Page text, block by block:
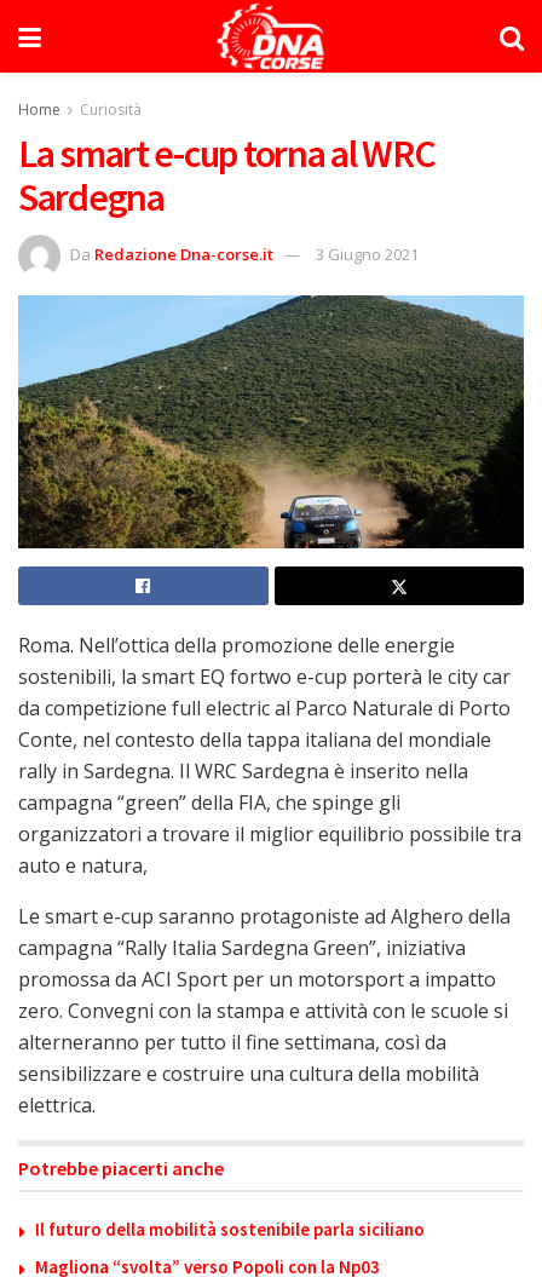
Home Curiosità
La smart e-cup torna al WRC
Sardegna
Da Redazione Dna-corse.it 3 Giugno 2021
Roma. Nell’ottica della promozione delle energie
sostenibili, la smart EQ fortwo e-cup porterà le city car
da competizione full electric al Parco Naturale di Porto
Conte, nel contesto della tappa italiana del mondiale
rally in Sardegna. Il WRC Sardegna è inserito nella
campagna “green” della FIA, che spinge gli
organizzatori a trovare il miglior equilibrio possibile tra
auto e natura,
Le smart e-cup saranno protagoniste ad Alghero della
campagna “Rally Italia Sardegna Green”, iniziativa
promossa da ACI Sport per un motorsport a impatto
zero. Convegni con la stampa e attività con le scuole si
alterneranno per tutto il fine settimana, così da
sensibilizzare e costruire una cultura della mobilità
elettrica.
Potrebbe piacerti anche
Il futuro della mobilità sostenibile parla siciliano
Magliona “svolta” verso Popoli con la Np03